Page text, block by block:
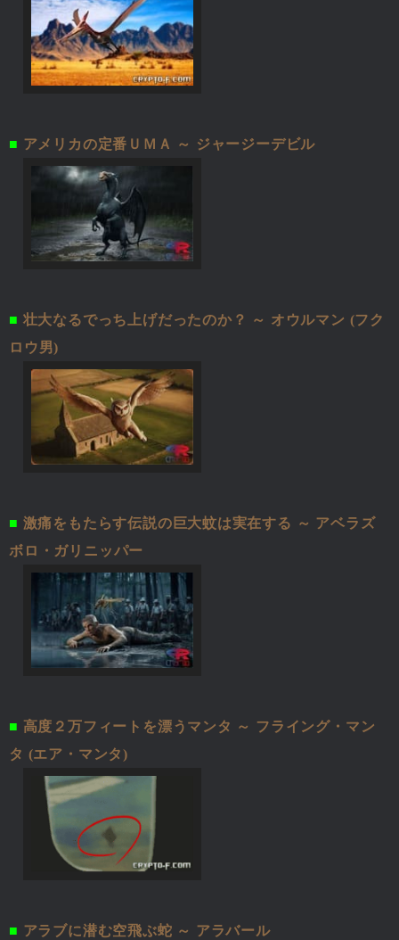
■ アメリカの定番ＵＭＡ ～ ジャージーデビル
■ 壮大なるでっち上げだったのか？ ～ オウルマン (フク
ロウ男)
■ 激痛をもたらす伝説の巨大蚊は実在する ～ アベラズ
ボロ・ガリニッパー
■ 高度２万フィートを漂うマンタ ～ フライング・マン
タ (エア・マンタ)
■ アラブに潜む空飛ぶ蛇 ～ アラバール